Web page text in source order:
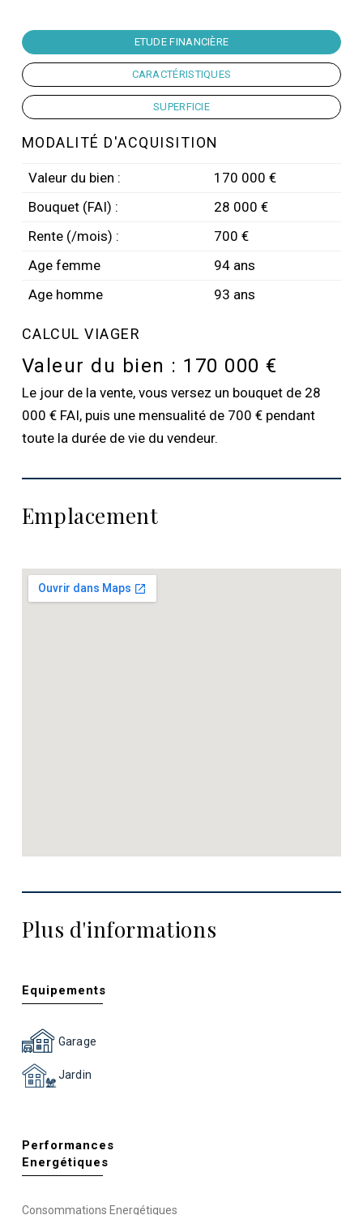
ETUDE FINANCIÈRE
CARACTÉRISTIQUES
SUPERFICIE
MODALITÉ D'ACQUISITION
Valeur du bien :
170 000 €
Bouquet (FAI) :
28 000 €
Rente (/mois) :
700 €
Age femme
94 ans
Age homme
93 ans
CALCUL VIAGER
Valeur du bien : 170 000 €
Le jour de la vente, vous versez un bouquet de 28
000 € FAI, puis une mensualité de 700 € pendant
toute la durée de vie du vendeur.
Emplacement
Plus d'informations
Equipements
Garage
Jardin
Performances
Energétiques
Consommations Energétiques